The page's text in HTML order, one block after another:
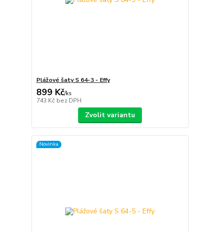
Plážové šaty S 64-3 - Effy
899 Kč/ks
743 Kč bez DPH
Zvolit variantu
Novinka